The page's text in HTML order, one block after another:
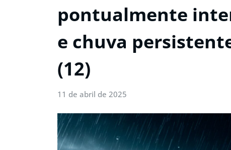
pontualmente
e chuva
(12)
11 de abril de 2025